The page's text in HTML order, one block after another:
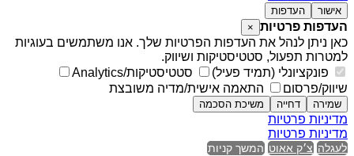
אישור העדפות
העדפות פרטיות ×
כאן ניתן לנהל את העדפות הפרטיות שלך. אנו משתמשים בעוגיות
למטרות תפעול, סטטיסטיקות ושיווק.
פונקציונלי (תמיד פעיל)
סטטיסטיקות/Analytics
שיווק/פרסום
התאמה אישית/מדיה משובצת
שמירה דחייה משיכת הסכמה
מדיניות פרטיות
מדיניות פרטיות
לעגלה צ׳ק אאוט המשך קניות